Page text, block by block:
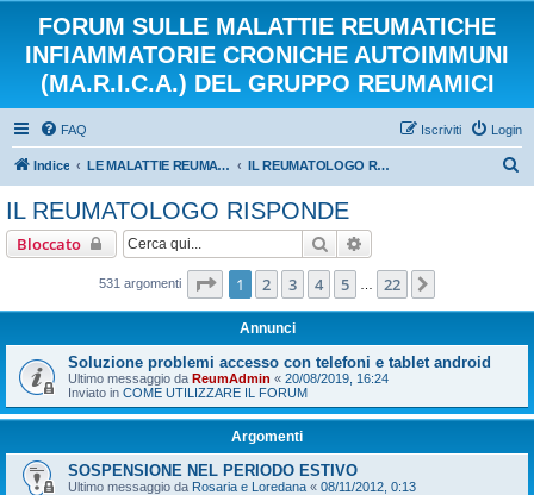
FORUM SULLE MALATTIE REUMATICHE
INFIAMMATORIE CRONICHE AUTOIMMUNI
(MA.R.I.C.A.) DEL GRUPPO REUMAMICI
FAQ Login
Iscriviti
Indice LE MALATTIE REUMATICHE INFIAMMATORIE CRONICHE AUTOIMMUNI IL REUMATOLOGO RISPONDE
IL REUMATOLOGO RISPONDE
Bloccato Cerca
531 argomenti Pagina di 22
1 2 3 4 5 22
Annunci
Soluzione problemi accesso con telefoni e tablet android
Ultimo messaggio da ReumAdmin « 20/08/2019, 16:24
Inviato in COME UTILIZZARE IL FORUM
Argomenti
SOSPENSIONE NEL PERIODO ESTIVO
Ultimo messaggio da Rosaria e Loredana « 08/11/2012, 0:13